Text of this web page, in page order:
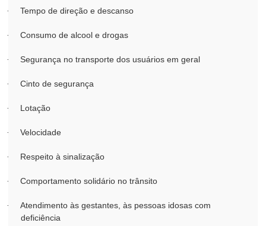
· Tempo de direção e descanso
· Consumo de alcool e drogas
· Segurança no transporte dos usuários em geral
· Cinto de segurança
· Lotação
· Velocidade
· Respeito à sinalização
· Comportamento solidário no trânsito
·
Atendimento às gestantes, às pessoas idosas com
deficiência